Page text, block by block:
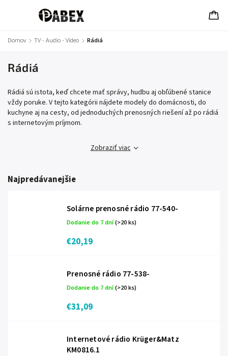
Domov / TV - Audio - Video / Rádiá
Rádiá
Rádiá sú istota, keď chcete mať správy, hudbu aj obľúbené stanice
vždy poruke. V tejto kategórii nájdete modely do domácnosti, do
kuchyne aj na cesty, od jednoduchých prenosných riešení až po rádiá
s internetovým príjmom.
Zobraziť viac
Najpredávanejšie
Solárne prenosné rádio 77-540-
Dodanie do 7 dní(>20 ks)
€20,19
Prenosné rádio 77-538-
Dodanie do 7 dní(>20 ks)
€31,09
Internetové rádio Krüger&Matz
KM0816.1